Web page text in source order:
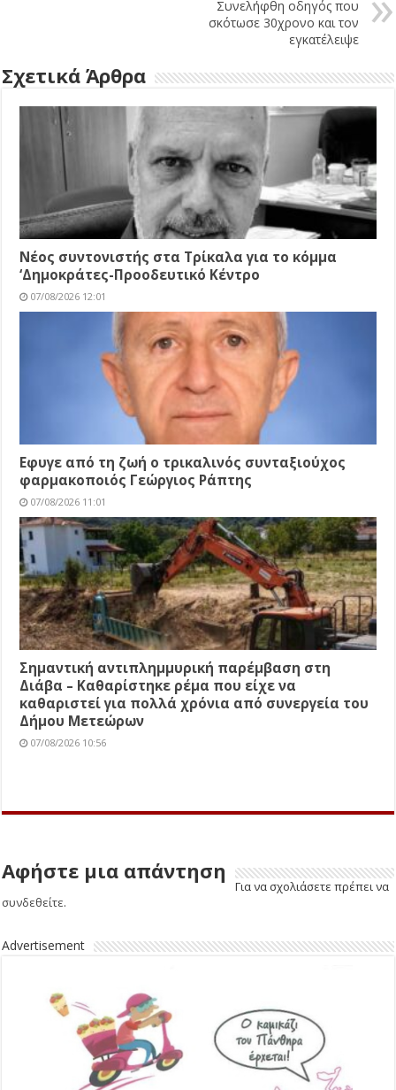
Συνελήφθη οδηγός που
σκότωσε 30χρονο και τον
εγκατέλειψε
Σχετικά Άρθρα
Νέος συντονιστής στα Τρίκαλα για το κόμμα
‘Δημοκράτες-Προοδευτικό Κέντρο
07/08/2026 12:01
Εφυγε από τη ζωή ο τρικαλινός συνταξιούχος
φαρμακοποιός Γεώργιος Ράπτης
07/08/2026 11:01
Σημαντική αντιπλημμυρική παρέμβαση στη
Διάβα – Καθαρίστηκε ρέμα που είχε να
καθαριστεί για πολλά χρόνια από συνεργεία του
Δήμου Μετεώρων
07/08/2026 10:56
Αφήστε μια απάντηση
Για να σχολιάσετε πρέπει να
συνδεθείτε.
Advertisement